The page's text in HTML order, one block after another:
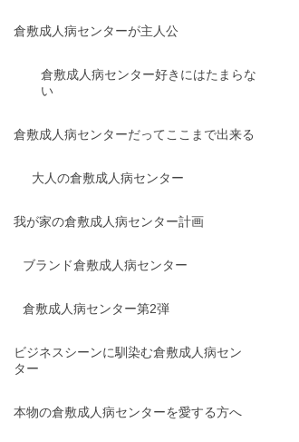
倉敷成人病センターが主人公
倉敷成人病センター好きにはたまらな
い
倉敷成人病センターだってここまで出来る
大人の倉敷成人病センター
我が家の倉敷成人病センター計画
ブランド倉敷成人病センター
倉敷成人病センター第2弾
ビジネスシーンに馴染む倉敷成人病セン
ター
本物の倉敷成人病センターを愛する方へ